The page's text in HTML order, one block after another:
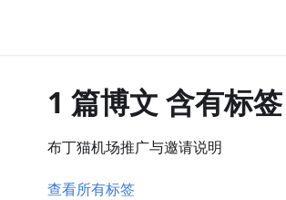
1 篇博文 含有标签
布丁猫机场推广与邀请说明
查看所有标签